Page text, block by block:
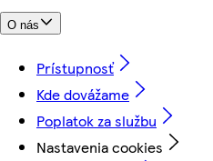
O nás
Prístupnosť
Kde dovážame
Poplatok za službu
Nastavenia cookies